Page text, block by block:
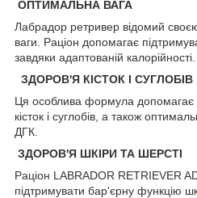
ОПТИМАЛЬНА ВАГА
Лабрадор ретривер відомий
ваги. Раціон допомагає
завдяки адаптованій калорійності.
ЗДОРОВ'Я КІСТОК І СУГЛОБІВ
Ця особлива формула допомагає
кісток і суглобів, а також
ДГК.
ЗДОРОВ'Я ШКІРИ ТА ШЕРСТІ
Раціон LABRADOR RETRIEVER
підтримувати бар'єрну функцію